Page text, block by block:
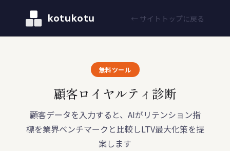
kotukotu ← サイトトップに戻る
無料ツール
顧客ロイヤルティ診断
顧客データを入力すると、AIがリテンション指
標を業界ベンチマークと比較しLTV最大化策を提
案します